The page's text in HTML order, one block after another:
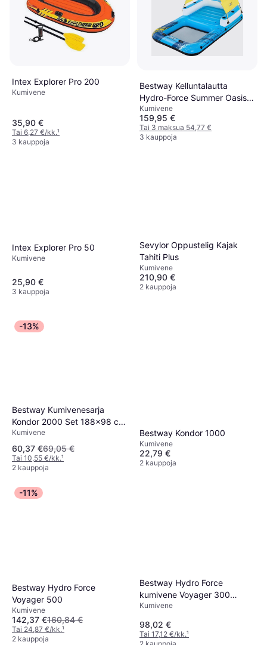
Intex Explorer Pro 200
Kumivene
35,90 €
Tai 6,27 €/kk.¹
3 kauppoja
Bestway Kelluntalautta
Hydro-Force Summer Oasis,
305x186cm
Kumivene
159,95 €
Tai 3 maksua 54,77 €
3 kauppoja
Intex Explorer Pro 50
Kumivene
25,90 €
3 kauppoja
Sevylor Oppustelig Kajak
Tahiti Plus
Kumivene
210,90 €
2 kauppoja
-13%
Bestway Kumivenesarja
Kondor 2000 Set 188x98 cm
61062
Kumivene
60,37 €69,05 €
Tai 10,55 €/kk.¹
2 kauppoja
Bestway Kondor 1000
Kumivene
22,79 €
2 kauppoja
-11%
Bestway Hydro Force
Voyager 500
Kumivene
142,37 €160,84 €
Tai 24,87 €/kk.¹
2 kauppoja
Bestway Hydro Force
kumivene Voyager 300
243x102 cm
Kumivene
98,02 €
Tai 17,12 €/kk.¹